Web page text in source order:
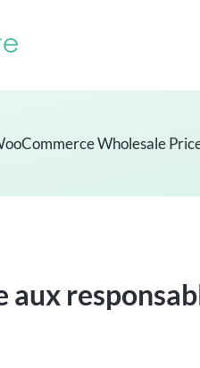
Wholesale